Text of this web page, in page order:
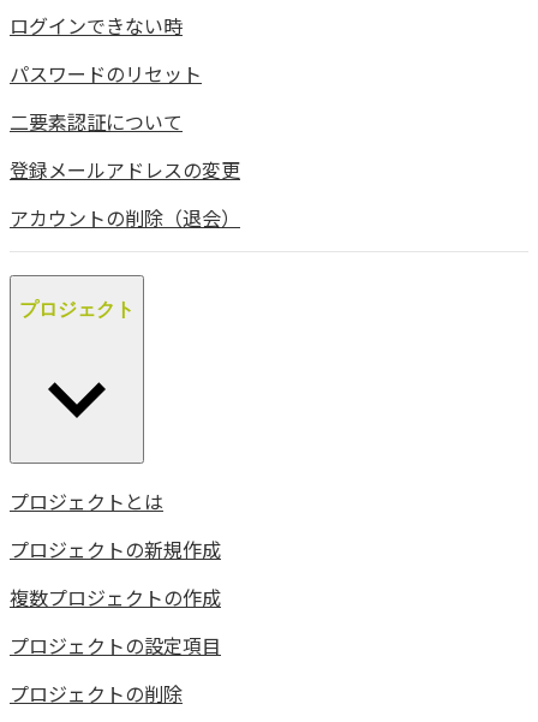
ログインできない時
パスワードのリセット
二要素認証について
登録メールアドレスの変更
アカウントの削除（退会）
プロジェクト
プロジェクトとは
プロジェクトの新規作成
複数プロジェクトの作成
プロジェクトの設定項目
プロジェクトの削除